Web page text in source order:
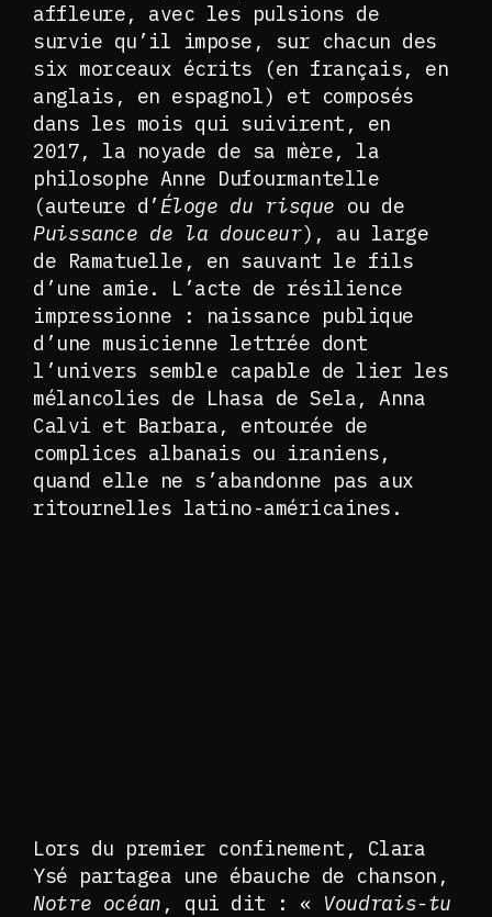
affleure, avec les pulsions de
survie qu’il impose, sur chacun des
six morceaux écrits (en français, en
anglais, en espagnol) et composés
dans les mois qui suivirent, en
2017, la noyade de sa mère, la
philosophe Anne Dufourmantelle
(auteure d’Éloge du risque ou de
Puissance de la douceur), au large
de Ramatuelle, en sauvant le fils
d’une amie. L’acte de résilience
impressionne : naissance publique
d’une musicienne lettrée dont
l’univers semble capable de lier les
mélancolies de Lhasa de Sela, Anna
Calvi et Barbara, entourée de
complices albanais ou iraniens,
quand elle ne s’abandonne pas aux
ritournelles latino-américaines.
Lors du premier confinement, Clara
Ysé partagea une ébauche de chanson,
Notre océan , qui dit : « Voudrais-tu